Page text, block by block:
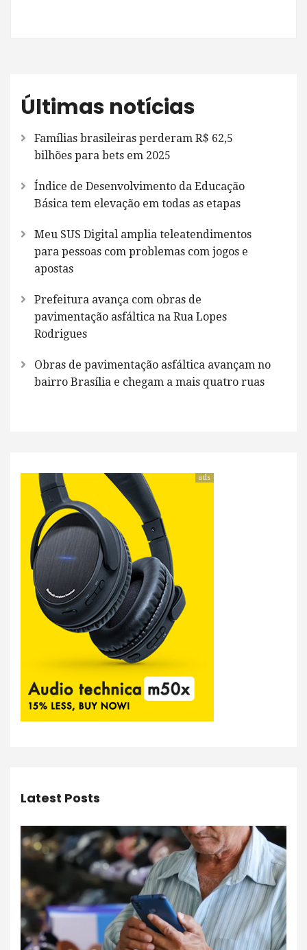
Últimas notícias
Famílias brasileiras perderam R$ 62,5
bilhões para bets em 2025
Índice de Desenvolvimento da Educação
Básica tem elevação em todas as etapas
Meu SUS Digital amplia teleatendimentos
para pessoas com problemas com jogos e
apostas
Prefeitura avança com obras de
pavimentação asfáltica na Rua Lopes
Rodrigues
Obras de pavimentação asfáltica avançam no
bairro Brasília e chegam a mais quatro ruas
ads
Latest Posts